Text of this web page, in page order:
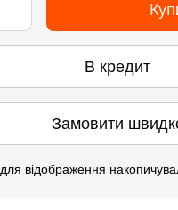
В кредит
Замовити
для відображення